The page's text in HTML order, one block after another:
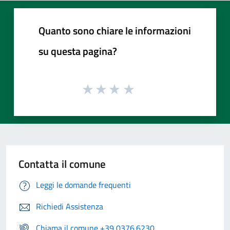
Quanto sono chiare le informazioni
su questa pagina?
Contatta il comune
Leggi le domande frequenti
Richiedi Assistenza